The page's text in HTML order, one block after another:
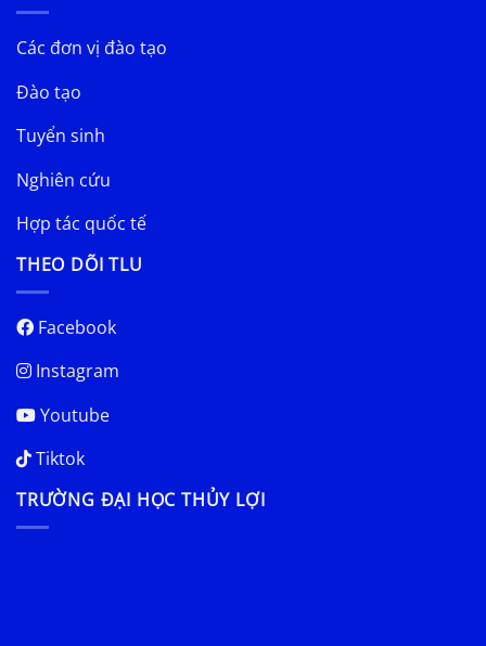
Các đơn vị đào tạo
Đào tạo
Tuyển sinh
Nghiên cứu
Hợp tác quốc tế
THEO DÕI TLU
Facebook
Instagram
Youtube
Tiktok
TRƯỜNG ĐẠI HỌC THỦY LỢI